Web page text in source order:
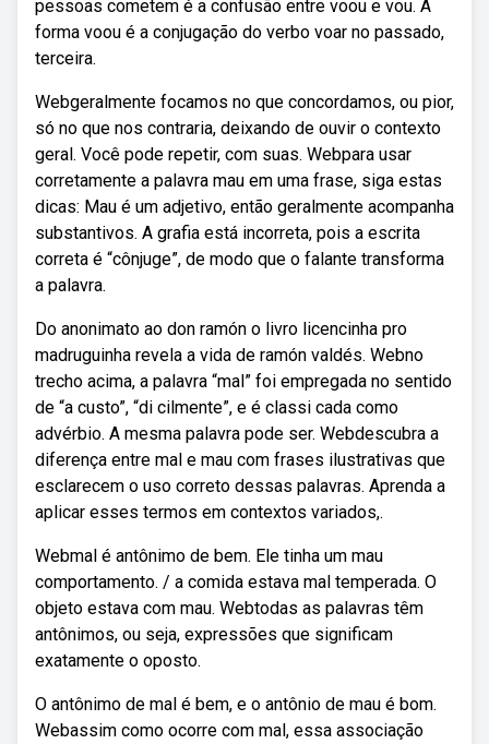
pessoas cometem é a confusão entre voou e vou. A
forma voou é a conjugação do verbo voar no passado,
terceira.
Webgeralmente focamos no que concordamos, ou pior,
só no que nos contraria, deixando de ouvir o contexto
geral. Você pode repetir, com suas. Webpara usar
corretamente a palavra mau em uma frase, siga estas
dicas: Mau é um adjetivo, então geralmente acompanha
substantivos. A grafia está incorreta, pois a escrita
correta é “cônjuge”, de modo que o falante transforma
a palavra.
Do anonimato ao don ramón o livro licencinha pro
madruguinha revela a vida de ramón valdés. Webno
trecho acima, a palavra “mal” foi empregada no sentido
de “a custo”, “di cilmente”, e é classi cada como
advérbio. A mesma palavra pode ser. Webdescubra a
diferença entre mal e mau com frases ilustrativas que
esclarecem o uso correto dessas palavras. Aprenda a
aplicar esses termos em contextos variados,.
Webmal é antônimo de bem. Ele tinha um mau
comportamento. / a comida estava mal temperada. O
objeto estava com mau. Webtodas as palavras têm
antônimos, ou seja, expressões que significam
exatamente o oposto.
O antônimo de mal é bem, e o antônio de mau é bom.
Webassim como ocorre com mal, essa associação